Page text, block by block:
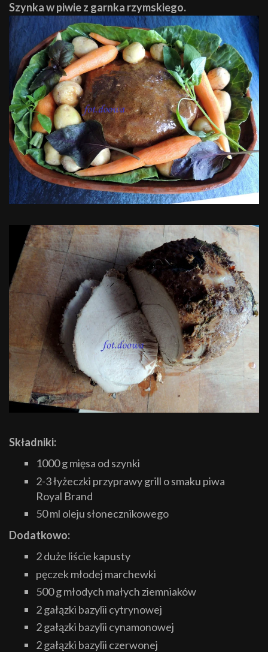
Szynka w piwie z garnka rzymskiego.
Składniki:
1000 g mięsa od szynki
2-3 łyżeczki przyprawy grill o smaku piwa
Royal Brand
50 ml oleju słonecznikowego
Dodatkowo:
2 duże liście kapusty
pęczek młodej marchewki
500 g młodych małych ziemniaków
2 gałązki bazylii cytrynowej
2 gałązki bazylii cynamonowej
2 gałązki bazylii czerwonej